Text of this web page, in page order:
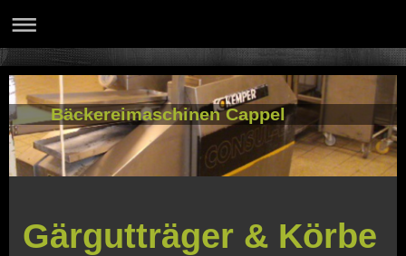
Bäckereimaschinen Cappel
Gärgutträger & Körbe